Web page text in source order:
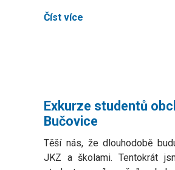
Číst více
Exkurze studentů
Bučovice
Těší nás, že dlouhodobě
JKZ a školami. Tentokrát